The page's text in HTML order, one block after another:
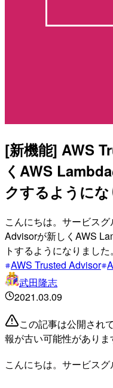
[新機能] AWS
くAWS
クするように
こんにちは。サービス
Advisorが新しくAWS
トするようになりました。
AWS Trusted Advisor
武田隆志
2021.03.09
この記事は公開され
報が古い可能性がありま
こんにちは。サービスグ